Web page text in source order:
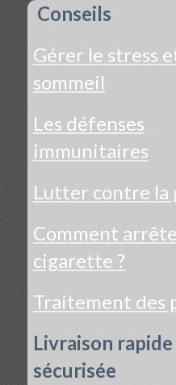
Conseils
Gérer le stress
sommeil
Les défenses
immunitaires
Lutter contre la
Comment
cigarette ?
Traitement des
Livraison
sécurisée